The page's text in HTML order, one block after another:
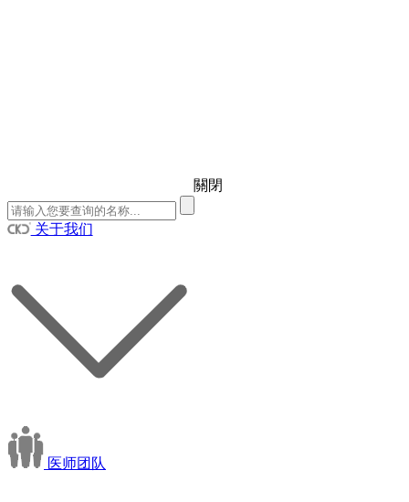
關閉
关于我们
医师团队